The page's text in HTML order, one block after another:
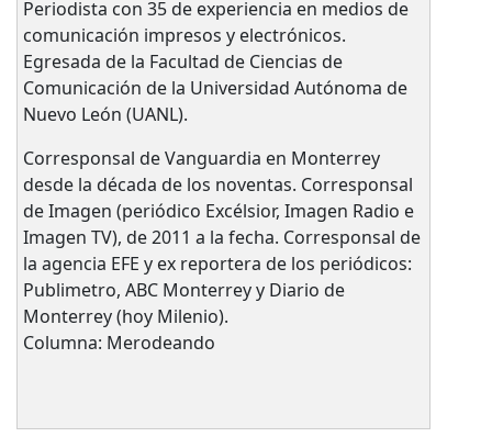
Periodista con 35 de experiencia en medios de
comunicación impresos y electrónicos.
Egresada de la Facultad de Ciencias de
Comunicación de la Universidad Autónoma de
Nuevo León (UANL).
Corresponsal de Vanguardia en Monterrey
desde la década de los noventas. Corresponsal
de Imagen (periódico Excélsior, Imagen Radio e
Imagen TV), de 2011 a la fecha. Corresponsal de
la agencia EFE y ex reportera de los periódicos:
Publimetro, ABC Monterrey y Diario de
Monterrey (hoy Milenio).
Columna: Merodeando